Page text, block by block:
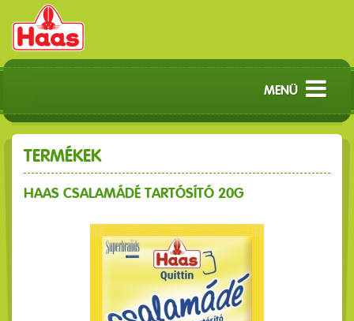
MENÜ
TERMÉKEK
HAAS CSALAMÁDÉ TARTÓSÍTÓ 20G